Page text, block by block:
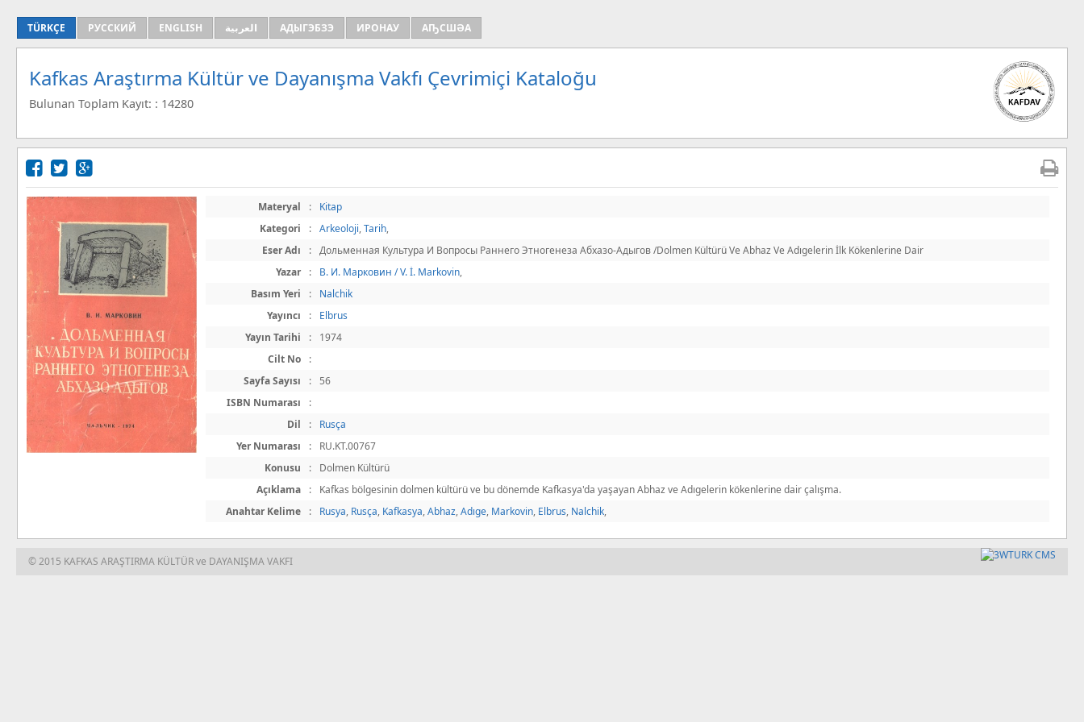
TÜRKÇE РУССКИЙ ENGLISH العربية АДЫГЭБЗЭ ИРОНАУ АҦСШӘА
Kafkas Araştırma Kültür ve Dayanışma Vakfı Çevrimiçi Kataloğu
Bulunan Toplam Kayıt: : 14280
Materyal :
Kitap
Kategori
: Arkeoloji,Tarih,
Eser Adı
:
Дольменная Культура И Вопросы Раннего Этногенеза Абхазо-Адыгов /Dolmen Kültürü Ve Abhaz Ve Adıgelerin İlk Kökenlerine Dair
Yazar
: В. И. Марковин / V. İ. Markovin,
Basım Yeri
:
Nalchik
Yayıncı
:
Elbrus
Yayın Tarihi
:
1974
Cilt No
:
Sayfa Sayısı
:
56
ISBN Numarası
:
Dil
:
Rusça
Yer Numarası
:
RU.KT.00767
Konusu
:
Dolmen Kültürü
Açıklama
:
Kafkas bölgesinin dolmen kültürü ve bu dönemde Kafkasya'da yaşayan Abhaz ve Adıgelerin kökenlerine dair çalışma.
Anahtar Kelime
: Rusya, Rusça, Kafkasya,Abhaz,Adıge, Markovin, Elbrus, Nalchik,
© 2015 KAFKAS ARAŞTIRMA KÜLTÜR ve DAYANIŞMA VAKFI